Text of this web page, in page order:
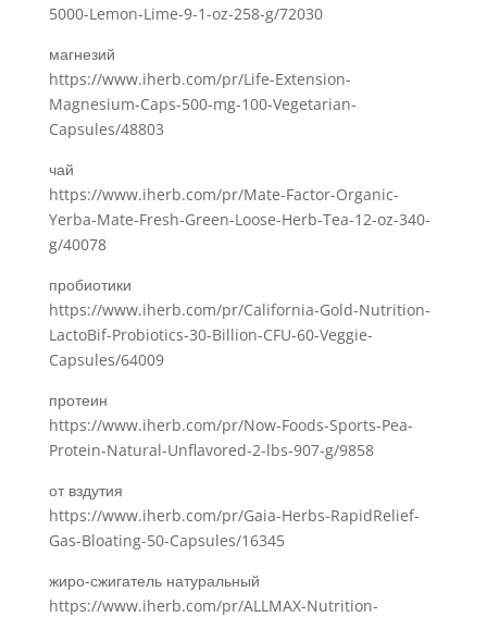
5000-Lemon-Lime-9-1-oz-258-g/72030
магнезий
https://www.iherb.com/pr/Life-Extension-
Magnesium-Caps-500-mg-100-Vegetarian-
Capsules/48803
чай
https://www.iherb.com/pr/Mate-Factor-Organic-
Yerba-Mate-Fresh-Green-Loose-Herb-Tea-12-oz-340-
g/40078
пробиотики
https://www.iherb.com/pr/California-Gold-Nutrition-
LactoBif-Probiotics-30-Billion-CFU-60-Veggie-
Capsules/64009
протеин
https://www.iherb.com/pr/Now-Foods-Sports-Pea-
Protein-Natural-Unflavored-2-lbs-907-g/9858
от вздутия
https://www.iherb.com/pr/Gaia-Herbs-RapidRelief-
Gas-Bloating-50-Capsules/16345
жиро-сжигатель натуральный
https://www.iherb.com/pr/ALLMAX-Nutrition-